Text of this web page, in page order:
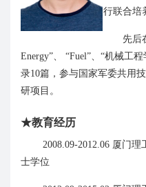
行联合培
先后
Energy”、 “Fuel”、 “机械工程
录10篇， 参与国家军委共用技
研项目。
★教育经历
2008.09-2012.06 厦门理
士学位